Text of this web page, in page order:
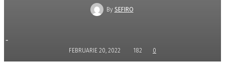
By SEFIRO
-
FEBRUARIE 20, 2022 182 0